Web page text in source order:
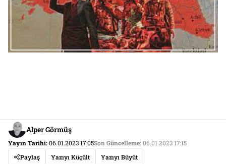
Alper Görmüş
Yayın Tarihi:06.01.2023 17:05Son Güncelleme:06.01.2023 17:15
Paylaş
Yazıyı Küçült Yazıyı Büyüt